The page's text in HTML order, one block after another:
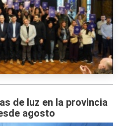
de luz en la provincia
agosto